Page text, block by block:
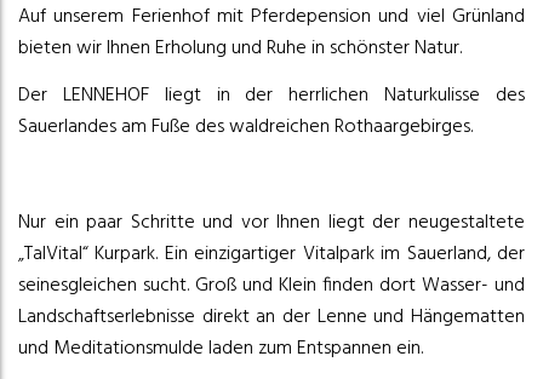
Auf unserem Ferienhof mit Pferdepension und viel Grünland
bieten wir Ihnen Erholung und Ruhe in schönster Natur.
Der LENNEHOF liegt in der herrlichen Naturkulisse des
Sauerlandes am Fuße des waldreichen Rothaargebirges.
Nur ein paar Schritte und vor Ihnen liegt der neugestaltete
„TalVital“ Kurpark. Ein einzigartiger Vitalpark im Sauerland, der
seinesgleichen sucht. Groß und Klein finden dort Wasser- und
Landschaftserlebnisse direkt an der Lenne und Hängematten
und Meditationsmulde laden zum Entspannen ein.